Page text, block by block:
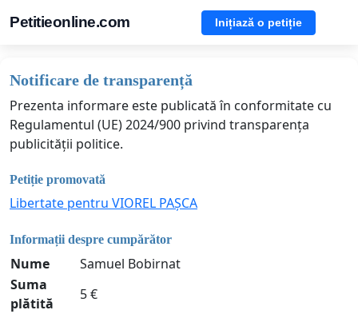
Petitieonline.com Inițiază o petiție
Notificare de transparență
Prezenta informare este publicată în conformitate cu
Regulamentul (UE) 2024/900 privind transparența
publicității politice.
Petiție promovată
Libertate pentru VIOREL PAȘCA
Informații despre cumpărător
Nume
Samuel Bobirnat
Suma
plătită
5 €